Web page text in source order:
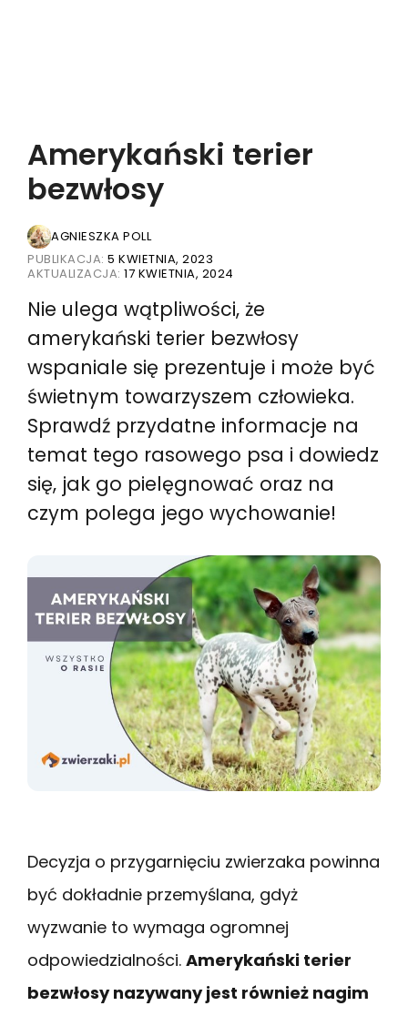
Amerykański terier
bezwłosy
AGNIESZKA POLL
PUBLIKACJA: 5 KWIETNIA, 2023
AKTUALIZACJA: 17 KWIETNIA, 2024
Nie ulega wątpliwości, że
amerykański terier bezwłosy
wspaniale się prezentuje i może być
świetnym towarzyszem człowieka.
Sprawdź przydatne informacje na
temat tego rasowego psa i dowiedz
się, jak go pielęgnować oraz na
czym polega jego wychowanie!
Decyzja o przygarnięciu zwierzaka powinna
być dokładnie przemyślana, gdyż
wyzwanie to wymaga ogromnej
odpowiedzialności. Amerykański terier
bezwłosy nazywany jest również nagim